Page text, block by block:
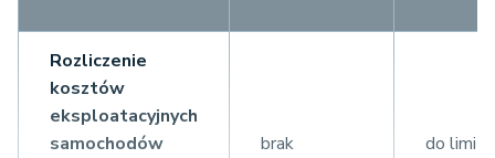
Rozliczenie
kosztów
eksploatacyjnych
samochodów
brak
do